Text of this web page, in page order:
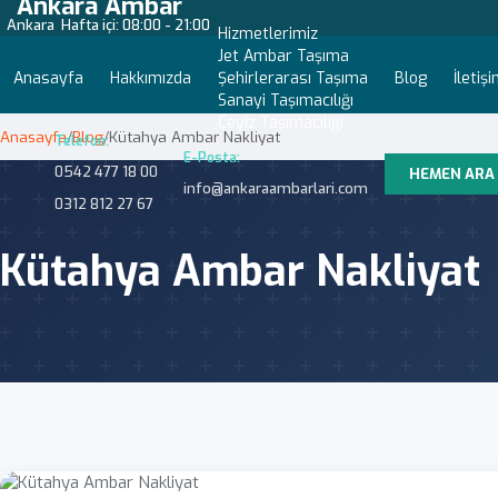
Ankara Hafta içi: 08:00 - 21:00
Anasayfa Hakkımızda
Hizmetlerimiz
Jet Ambar Taşıma
Şehirlerarası Taşıma
Sanayi Taşımacılığı
Blog
Telefon:
0542 477 18 00
0312 812 27 67
E-Posta:
info@ankaraambarlari.com
HEMEN ARA
Anasayfa/Blog/Kütahya Ambar Nakliyat
Kütahya Ambar Nakliyat